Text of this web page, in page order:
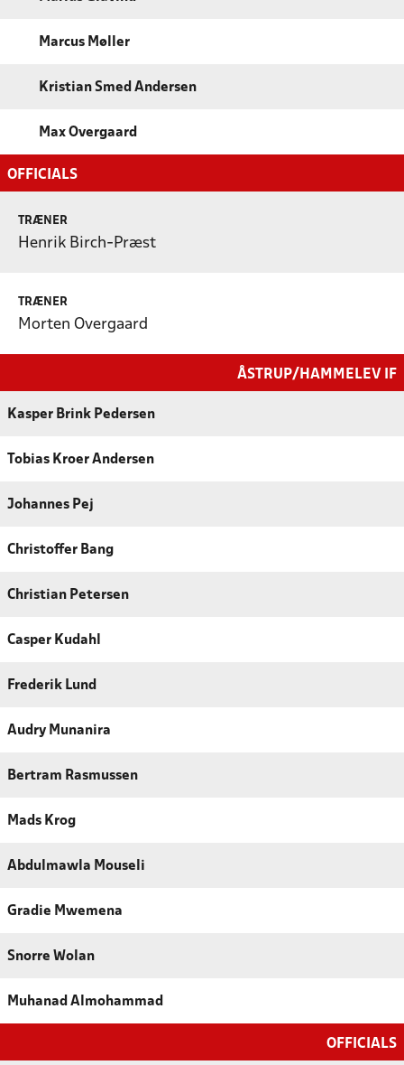
Marcus Møller
Kristian Smed Andersen
Max Overgaard
OFFICIALS
TRÆNER
Henrik Birch-Præst
TRÆNER
Morten Overgaard
ÅSTRUP/HAMMELEV IF
Kasper Brink Pedersen
Tobias Kroer Andersen
Johannes Pej
Christoffer Bang
Christian Petersen
Casper Kudahl
Frederik Lund
Audry Munanira
Bertram Rasmussen
Mads Krog
Abdulmawla Mouseli
Gradie Mwemena
Snorre Wolan
Muhanad Almohammad
OFFICIALS